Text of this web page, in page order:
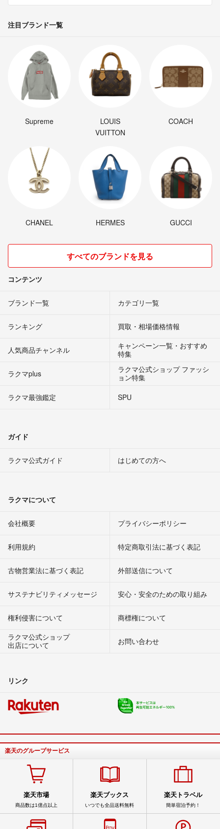
注目ブランド一覧
Supreme
LOUIS
VUITTON
COACH
CHANEL HERMES GUCCI
すべてのブランドを見る
コンテンツ
ブランド一覧 カテゴリ一覧
ランキング 買取・相場価格情報
人気商品チャンネル
キャンペーン一覧・おすすめ
特集
ラクマplus
ラクマ公式ショップ ファッシ
ョン特集
ラクマ最強鑑定
SPU
ガイド
ラクマ公式ガイド はじめての方へ
ラクマについて
会社概要 プライバシーポリシー
利用規約 特定商取引法に基づく表記
古物営業法に基づく表記 外部送信について
サステナビリティメッセージ 安心・安全のための取り組み
権利侵害について
商標権について
ラクマ公式ショップ
出店について
お問い合わせ
リンク
楽天のグループサービス
楽天市場
商品数は1億点以上
楽天ブックス
いつでも全品送料無料
楽天トラベル
簡単宿泊予約！